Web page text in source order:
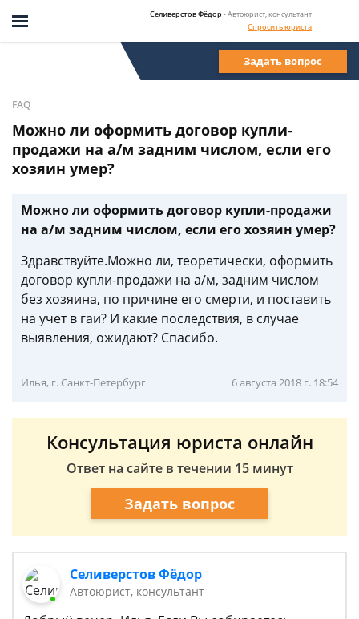
Селиверстов Фёдор- Автоюрист, консультант
Спросить юриста
Задать вопрос
FAQ
Можно ли оформить договор купли-
продажи на а/м задним числом, если его
хозяин умер?
Можно ли оформить договор купли-продажи
на а/м задним числом, если его хозяин умер?
Здравствуйте.Можно ли, теоретически, оформить
договор купли-продажи на а/м, задним числом
без хозяина, по причине его смерти, и поставить
на учет в гаи? И какие последствия, в случае
выявления, ожидают? Спасибо.
Илья, г. Санкт-Петербург 6 августа 2018 г. 18:54
Консультация юриста онлайн
Ответ на сайте в течении 15 минут
Задать вопрос
Селиверстов Фёдор
Автоюрист, консультант